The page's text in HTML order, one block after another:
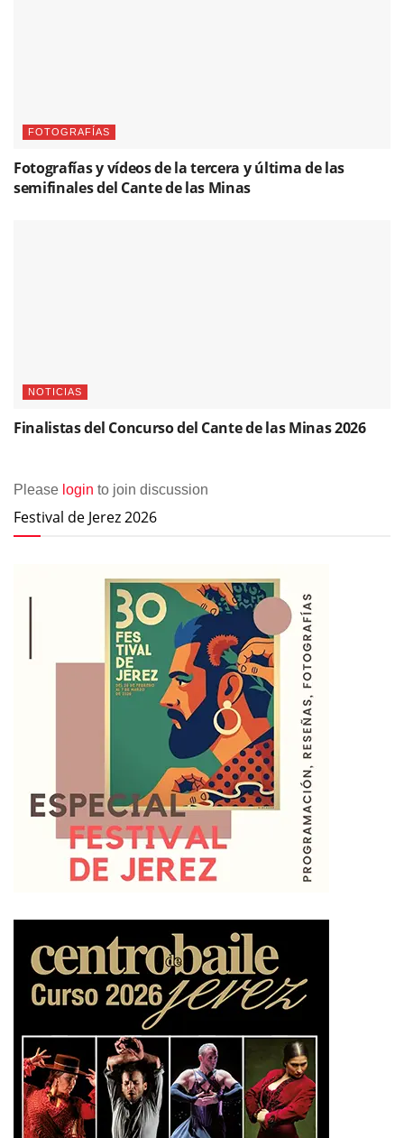
FOTOGRAFÍAS
Fotografías y vídeos de la tercera y última de las
semifinales del Cante de las Minas
NOTICIAS
Finalistas del Concurso del Cante de las Minas 2026
Please login to join discussion
Festival de Jerez 2026